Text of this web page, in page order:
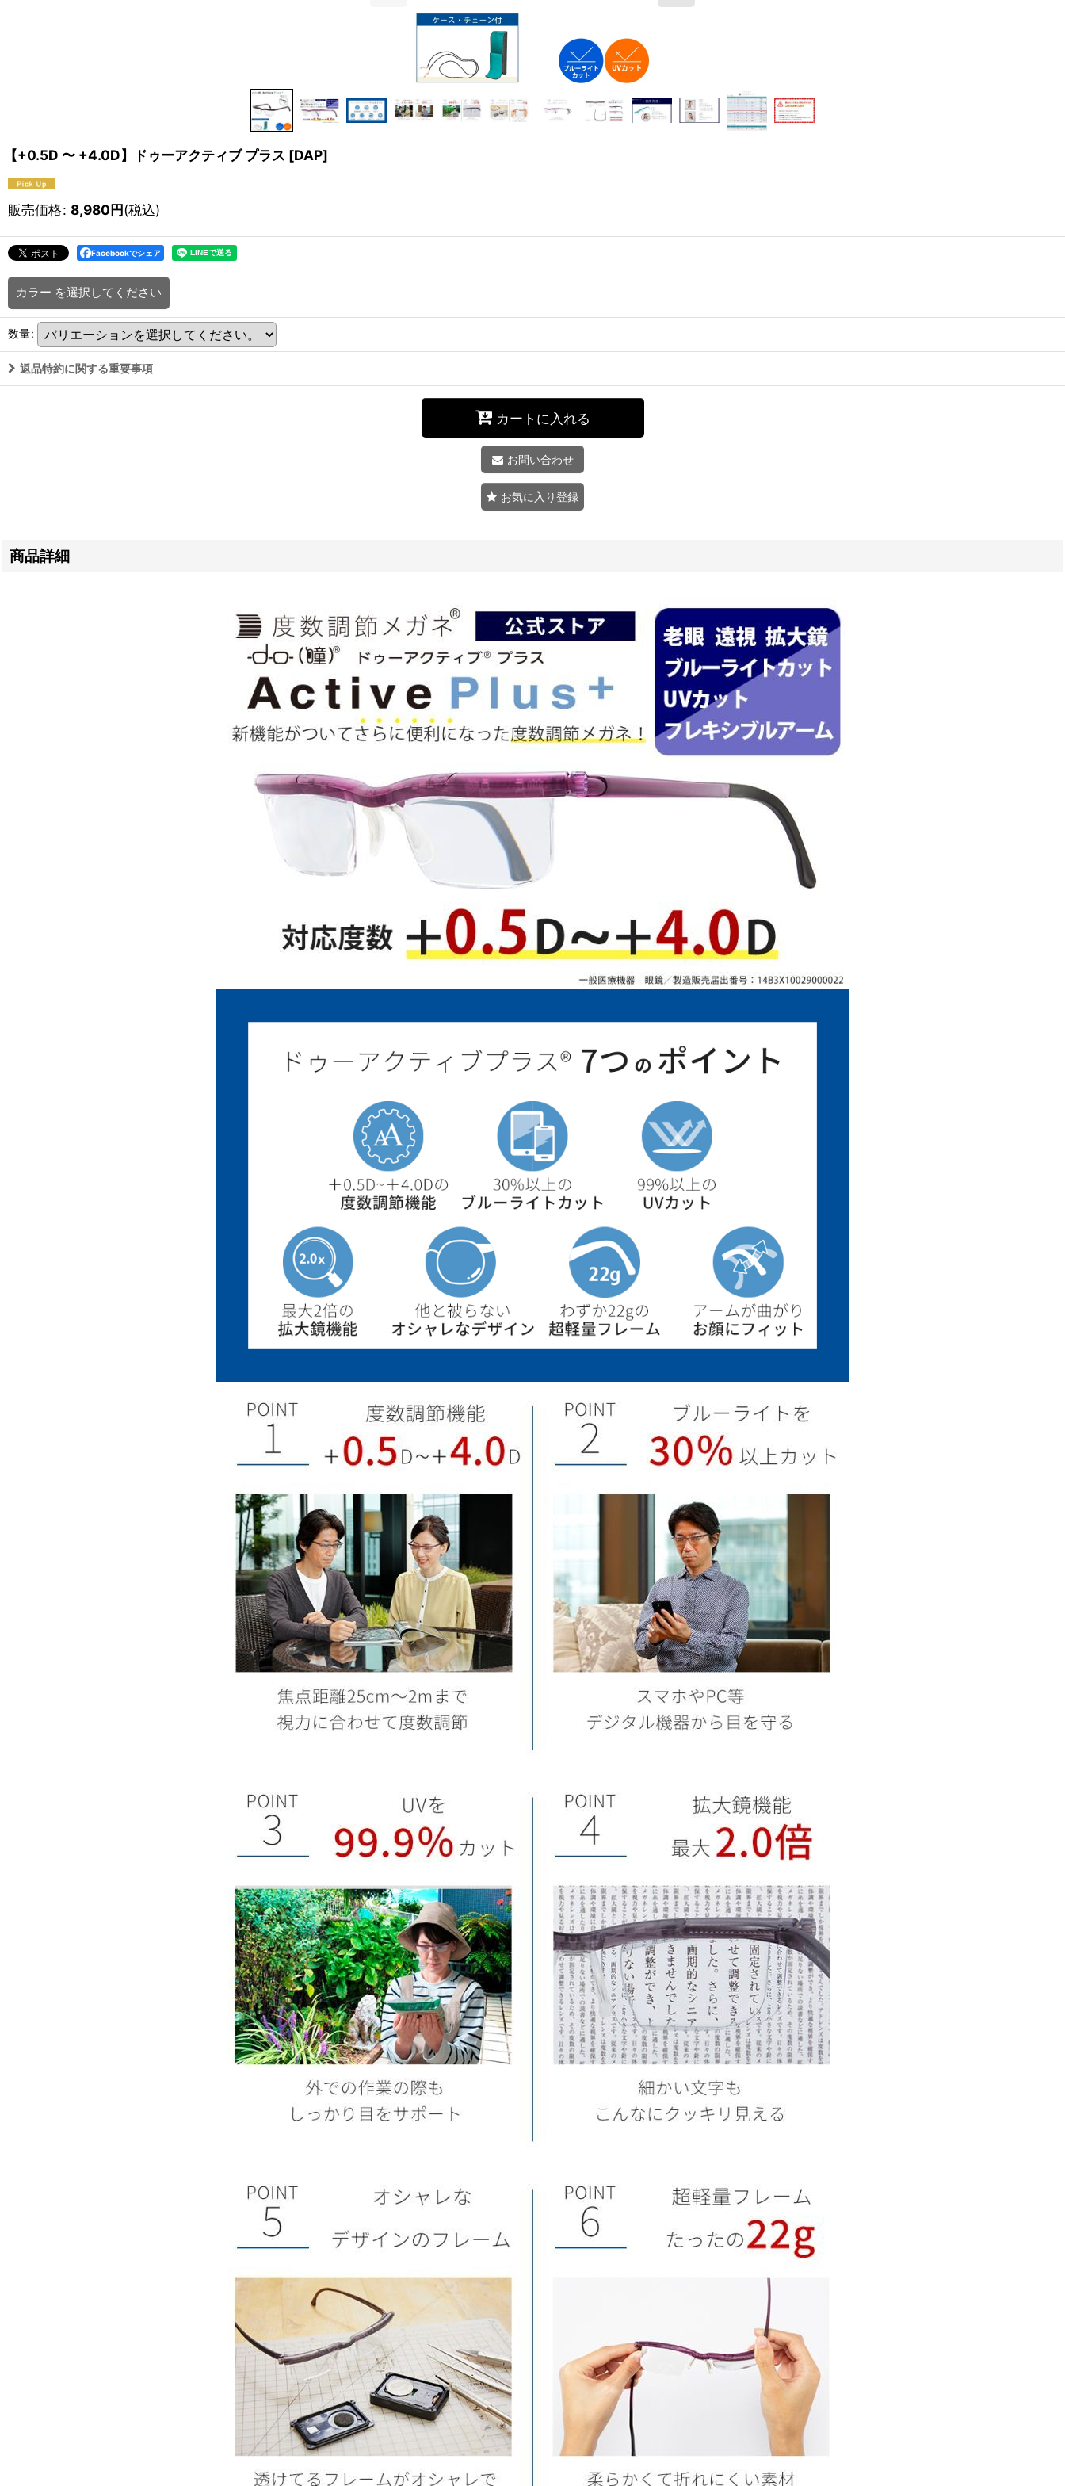
【+0.5D 〜 +4.0D】ドゥーアクティブ プラス [DAP]
販売価格: 8,980円(税込)
Facebookでシェア
カラー を選択してください
数量:
返品特約に関する重要事項
カートに入れる
お問い合わせ
お気に入り登録
商品詳細